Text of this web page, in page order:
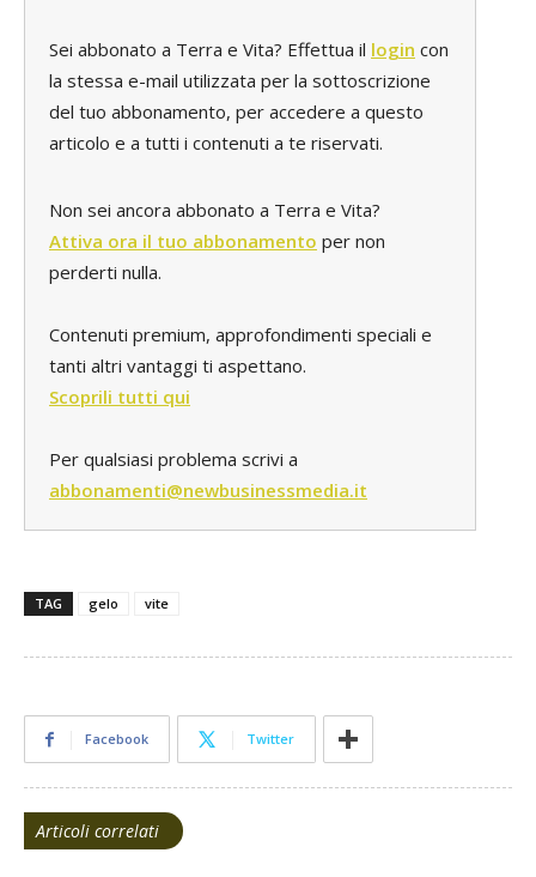
Sei abbonato a Terra e Vita? Effettua il login con
la stessa e-mail utilizzata per la sottoscrizione
del tuo abbonamento, per accedere a questo
articolo e a tutti i contenuti a te riservati.
Non sei ancora abbonato a Terra e Vita?
Attiva ora il tuo abbonamento per non
perderti nulla.
Contenuti premium, approfondimenti speciali e
tanti altri vantaggi ti aspettano.
Scoprili tutti qui
Per qualsiasi problema scrivi a
abbonamenti@newbusinessmedia.it
TAG gelo vite
Facebook Twitter
Articoli correlati